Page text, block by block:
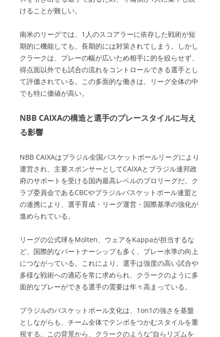
けることが難しい。
南米のリーグでは、1人のスコアラーに依存した戦術が短
期的に機能しても、長期的には対策されてしまう。しかし
クラークは、プレーの幅が広いため相手に的を絞らせず、
得点面以外でも試合の流れをコントロールできる選手とし
て評価されている。この多面的な働きは、リーグ全体の中
でも特に価値が高い。
NBB CAIXAの構造と選手のプレースタイルに与え
る影響
NBB CAIXAはブラジル全国バスケットボールリーグにより
運営され、主要スポンサーとしてCAIXAとブラジル連邦政
府のサポートを受ける国内最高レベルのプロリーグだ。ク
ラブ委員会であるCBCやブラジルバスケットボール連盟と
の連携により、選手育成・リーグ運営・国際基準の強化が
進められている。
リーグの公式球をMolten、ウェアをKappaが担当するな
ど、国際的なパートナーシップも多く、プレー水準の向上
につながっている。これにより、選手は強度の高い試合や
多様な戦術への適応を常に求められ、クラークのように多
面的なプレーができる選手の需要は年々高まっている。
ブラジルのバスケットボール文化は、1on1の強さを基盤
としながらも、チーム全体でテンポをつかむスタイルを重
視する。この背景から、クラークのような“自らリズムを